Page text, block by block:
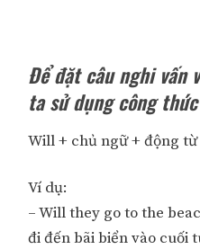
Để đặt câu nghi vấn
ta sử dụng công
Will + chủ ngữ + động
Ví dụ:
– Will they go to the
đi đến bãi biển vào cuối